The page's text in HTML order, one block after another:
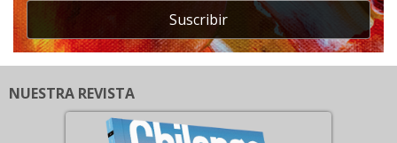
Suscribir
NUESTRA REVISTA